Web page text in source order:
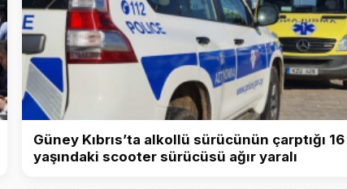
Güney Kıbrıs’ta alkollü sürücünün çarptığı 16
yaşındaki scooter sürücüsü ağır yaralı